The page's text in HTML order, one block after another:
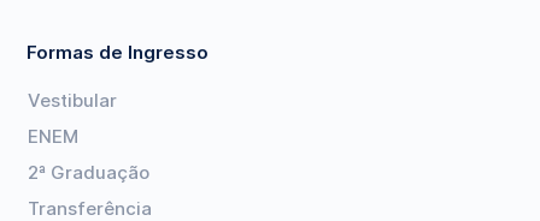
Formas de Ingresso
Vestibular
ENEM
2ª Graduação
Transferência